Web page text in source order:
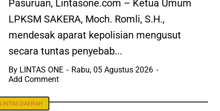
Pasuruan, Lintasone.com – Ketua Umum
LPKSM SAKERA, Moch. Romli, S.H.,
mendesak aparat kepolisian mengusut
secara tuntas penyebab...
By LINTAS ONE
Rabu, 05 Agustus 2026
Add Comment
LINTAS DAERAH